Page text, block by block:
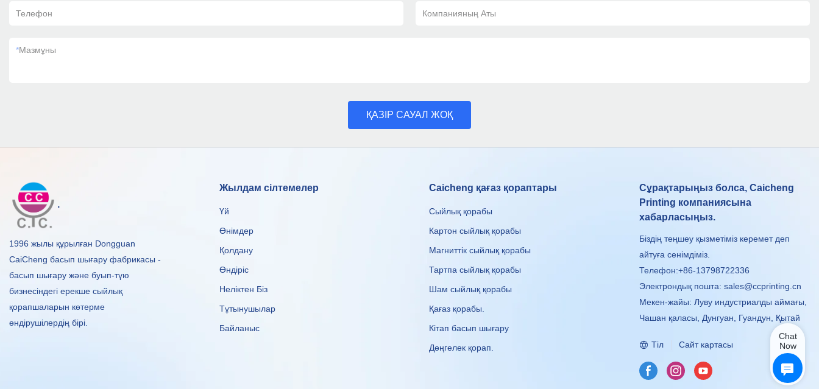
Телефон Компанияның Аты
*Мазмұны
ҚАЗІР САУАЛ ЖОҚ
.
1996 жылы құрылған Dongguan
CaiCheng басып шығару фабрикасы -
басып шығару және буып-түю
бизнесіндегі ерекше сыйлық
қорапшаларын көтерме
өндірушілердің бірі.
Жылдам сілтемелер
Үй
Өнімдер
Қолдану
Өндіріс
Неліктен Біз
Тұтынушылар
Байланыс
Caicheng қағаз қораптары
Сыйлық қорабы
Картон сыйлық қорабы
Магниттік сыйлық қорабы
Тартпа сыйлық қорабы
Шам сыйлық қорабы
Қағаз қорабы
Кітап басып шығару
Дөңгелек қорап
Сұрақтарыңыз болса, Caicheng
Printing компаниясына
хабарласыңыз.
Біздің теңшеу қызметіміз керемет деп
айтуға сенімдіміз.
Телефон:+86-13798722336
Электрондық пошта:sales@ccprinting.cn
Мекен-жайы: Луву индустриалды аймағы,
Чашан қаласы, Дунгуан, Гуандун, Қытай
Тіл Сайт картасы
Chat
Now